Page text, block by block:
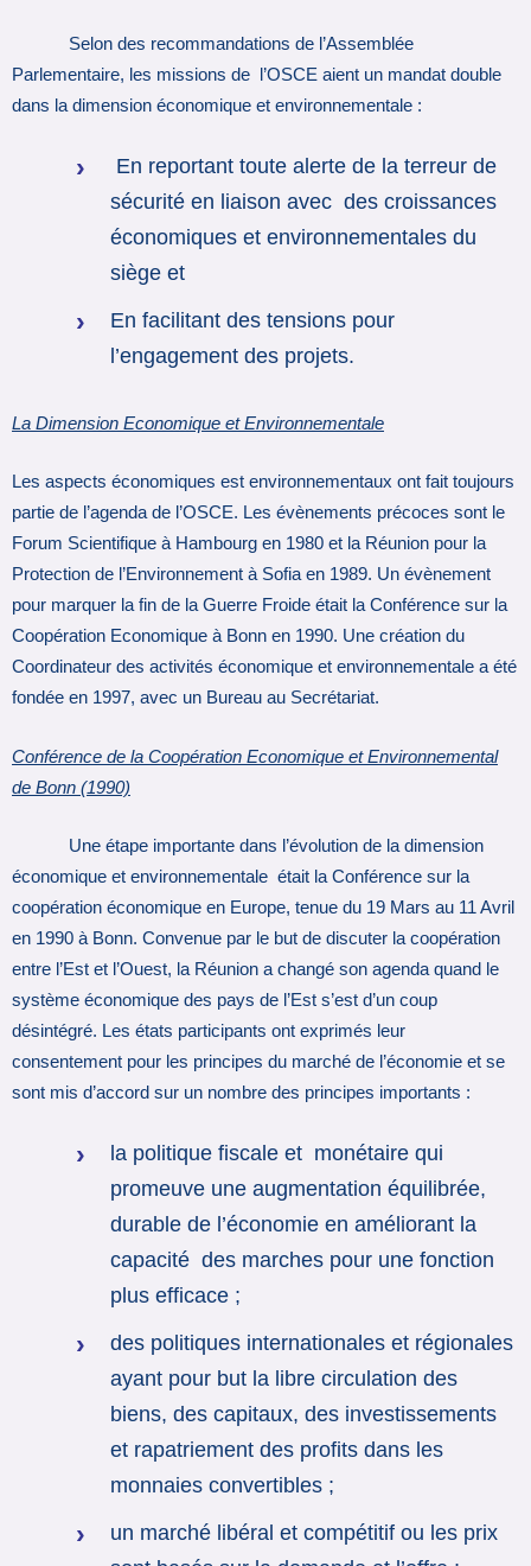
Selon des recommandations de l’Assemblée
Parlementaire, les missions de l’OSCE aient un mandat double
dans la dimension économique et environnementale :
En reportant toute alerte de la terreur de
sécurité en liaison avec des croissances
économiques et environnementales du
siège et
En facilitant des tensions pour
l’engagement des projets.
La Dimension Economique et Environnementale
Les aspects économiques est environnementaux ont fait toujours
partie de l’agenda de l’OSCE. Les évènements précoces sont le
Forum Scientifique à Hambourg en 1980 et la Réunion pour la
Protection de l’Environnement à Sofia en 1989. Un évènement
pour marquer la fin de la Guerre Froide était la Conférence sur la
Coopération Economique à Bonn en 1990. Une création du
Coordinateur des activités économique et environnementale a été
fondée en 1997, avec un Bureau au Secrétariat.
Conférence de la Coopération Economique et Environnemental
de Bonn (1990)
Une étape importante dans l’évolution de la dimension
économique et environnementale était la Conférence sur la
coopération économique en Europe, tenue du 19 Mars au 11 Avril
en 1990 à Bonn. Convenue par le but de discuter la coopération
entre l’Est et l’Ouest, la Réunion a changé son agenda quand le
système économique des pays de l’Est s’est d’un coup
désintégré. Les états participants ont exprimés leur
consentement pour les principes du marché de l’économie et se
sont mis d’accord sur un nombre des principes importants :
la politique fiscale et monétaire qui
promeuve une augmentation équilibrée,
durable de l’économie en améliorant la
capacité des marches pour une fonction
plus efficace ;
des politiques internationales et régionales
ayant pour but la libre circulation des
biens, des capitaux, des investissements
et rapatriement des profits dans les
monnaies convertibles ;
un marché libéral et compétitif ou les prix